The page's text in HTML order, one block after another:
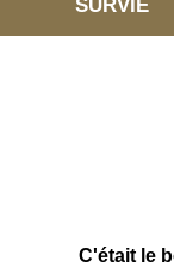
SURVIE
C'était le